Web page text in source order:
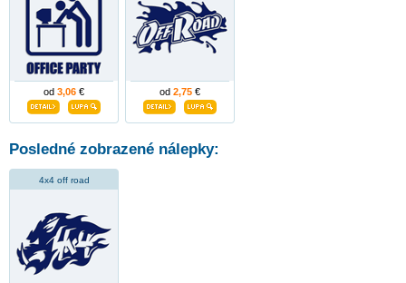
od 3,06 € od 2,75 €
Posledné zobrazené nálepky:
4x4 off road